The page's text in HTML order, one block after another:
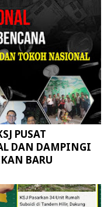
PUSAT
DAN DAMPINGI
BARU